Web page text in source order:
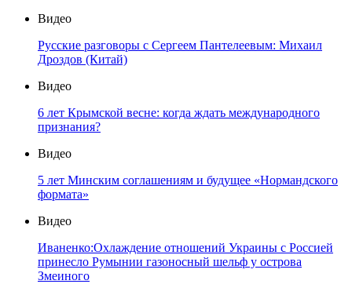
Видео
Русские разговоры с Сергеем Пантелеевым: Михаил
Дроздов (Китай)
Видео
6 лет Крымской весне: когда ждать международного
признания?
Видео
5 лет Минским соглашениям и будущее «Нормандского
формата»
Видео
Иваненко:Охлаждение отношений Украины с Россией
принесло Румынии газоносный шельф у острова
Змеиного